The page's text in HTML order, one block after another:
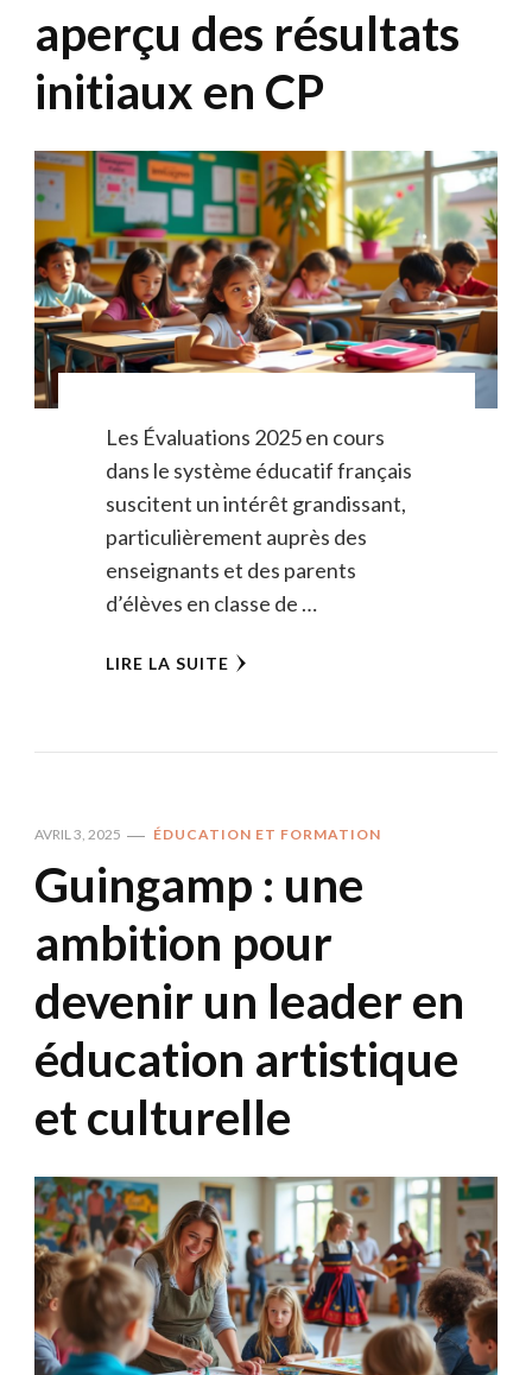
aperçu des résultats
initiaux en CP
Les Évaluations 2025 en cours
dans le système éducatif français
suscitent un intérêt grandissant,
particulièrement auprès des
enseignants et des parents
d’élèves en classe de …
LIRE LA SUITE
AVRIL 3, 2025 ÉDUCATION ET FORMATION
Guingamp : une
ambition pour
devenir un leader en
éducation artistique
et culturelle